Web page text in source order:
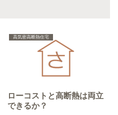
高気密高断熱住宅
ローコストと高断熱は両立
できるか？